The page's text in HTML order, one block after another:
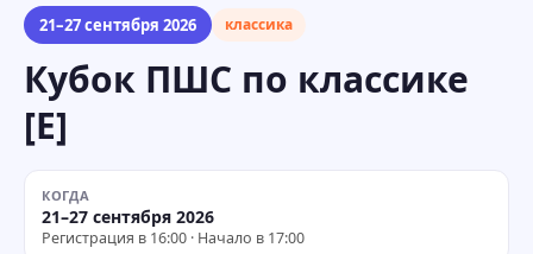
21–27 сентября 2026 классика
Кубок ПШС по классике
[E]
КОГДА
21–27 сентября 2026
Регистрация в 16:00 · Начало в 17:00